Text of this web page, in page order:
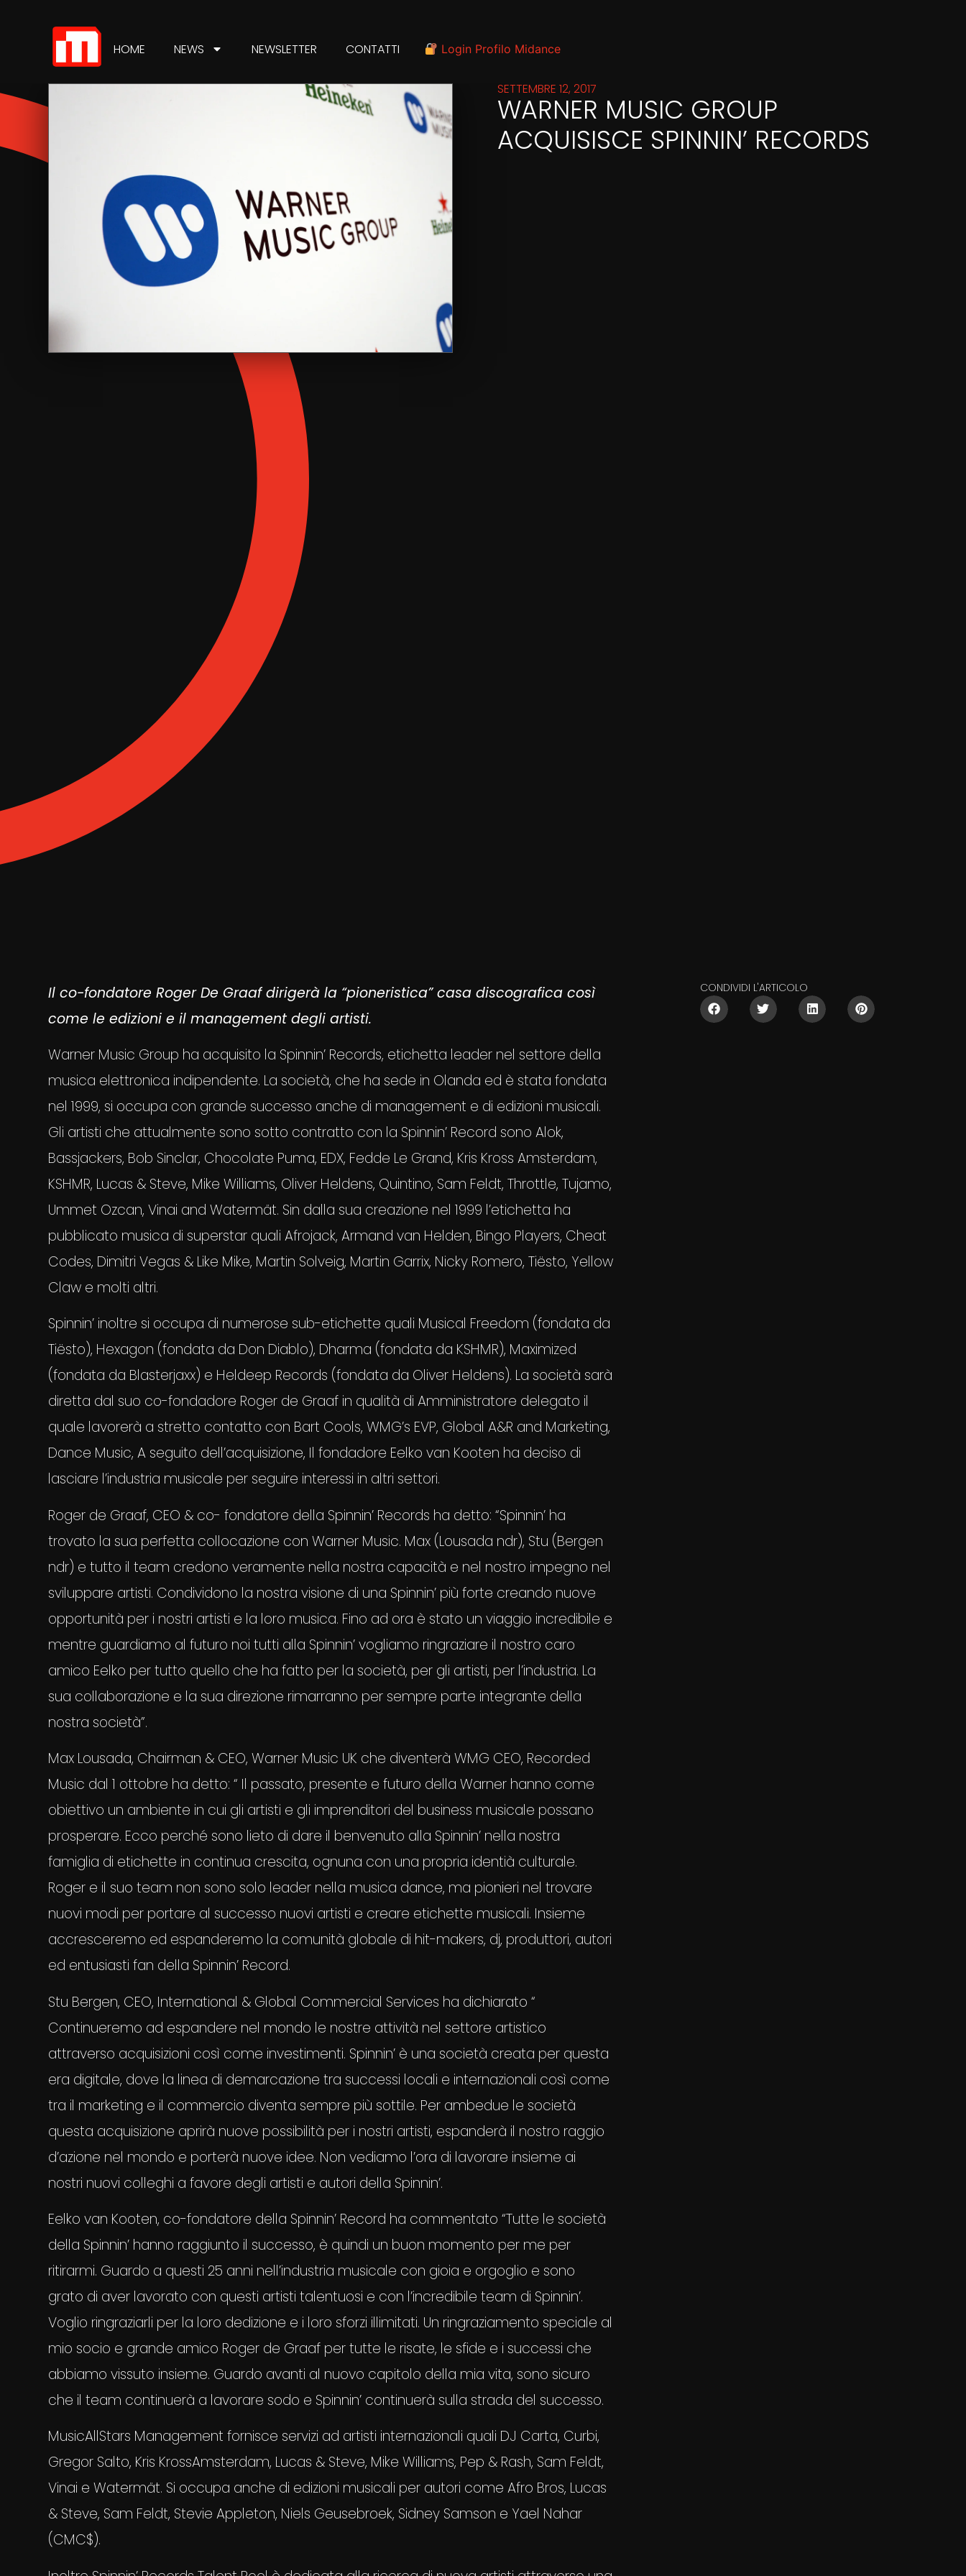
HOME NEWS NEWSLETTER CONTATTI Login Profilo Midance
SETTEMBRE 12, 2017
WARNER MUSIC GROUP
ACQUISISCE SPINNIN’ RECORDS
Il co-fondatore Roger De Graaf dirigerà la “pioneristica” casa discografica così
come le edizioni e il management degli artisti.
Warner Music Group ha acquisito la Spinnin’ Records, etichetta leader nel settore della
musica elettronica indipendente. La società, che ha sede in Olanda ed è stata fondata
nel 1999, si occupa con grande successo anche di management e di edizioni musicali.
Gli artisti che attualmente sono sotto contratto con la Spinnin’ Record sono Alok,
Bassjackers, Bob Sinclar, Chocolate Puma, EDX, Fedde Le Grand, Kris Kross Amsterdam,
KSHMR, Lucas & Steve, Mike Williams, Oliver Heldens, Quintino, Sam Feldt, Throttle, Tujamo,
Ummet Ozcan, Vinai and Watermät. Sin dalla sua creazione nel 1999 l’etichetta ha
pubblicato musica di superstar quali Afrojack, Armand van Helden, Bingo Players, Cheat
Codes, Dimitri Vegas & Like Mike, Martin Solveig, Martin Garrix, Nicky Romero, Tiësto, Yellow
Claw e molti altri.
Spinnin’ inoltre si occupa di numerose sub-etichette quali Musical Freedom (fondata da
Tiësto), Hexagon (fondata da Don Diablo), Dharma (fondata da KSHMR), Maximized
(fondata da Blasterjaxx) e Heldeep Records (fondata da Oliver Heldens). La società sarà
diretta dal suo co-fondadore Roger de Graaf in qualità di Amministratore delegato il
quale lavorerà a stretto contatto con Bart Cools, WMG’s EVP, Global A&R and Marketing,
Dance Music, A seguito dell’acquisizione, Il fondadore Eelko van Kooten ha deciso di
lasciare l’industria musicale per seguire interessi in altri settori.
Roger de Graaf, CEO & co- fondatore della Spinnin’ Records ha detto: “Spinnin’ ha
trovato la sua perfetta collocazione con Warner Music. Max (Lousada ndr), Stu (Bergen
ndr) e tutto il team credono veramente nella nostra capacità e nel nostro impegno nel
sviluppare artisti. Condividono la nostra visione di una Spinnin’ più forte creando nuove
opportunità per i nostri artisti e la loro musica. Fino ad ora è stato un viaggio incredibile e
mentre guardiamo al futuro noi tutti alla Spinnin’ vogliamo ringraziare il nostro caro
amico Eelko per tutto quello che ha fatto per la società, per gli artisti, per l’industria. La
sua collaborazione e la sua direzione rimarranno per sempre parte integrante della
nostra società”.
Max Lousada, Chairman & CEO, Warner Music UK che diventerà WMG CEO, Recorded
Music dal 1 ottobre ha detto: “ Il passato, presente e futuro della Warner hanno come
obiettivo un ambiente in cui gli artisti e gli imprenditori del business musicale possano
prosperare. Ecco perché sono lieto di dare il benvenuto alla Spinnin’ nella nostra
famiglia di etichette in continua crescita, ognuna con una propria identià culturale.
Roger e il suo team non sono solo leader nella musica dance, ma pionieri nel trovare
nuovi modi per portare al successo nuovi artisti e creare etichette musicali. Insieme
accresceremo ed espanderemo la comunità globale di hit-makers, dj, produttori, autori
ed entusiasti fan della Spinnin’ Record.
Stu Bergen, CEO, International & Global Commercial Services ha dichiarato “
Continueremo ad espandere nel mondo le nostre attività nel settore artistico
attraverso acquisizioni così come investimenti. Spinnin’ è una società creata per questa
era digitale, dove la linea di demarcazione tra successi locali e internazionali così come
tra il marketing e il commercio diventa sempre più sottile. Per ambedue le società
questa acquisizione aprirà nuove possibilità per i nostri artisti, espanderà il nostro raggio
d’azione nel mondo e porterà nuove idee. Non vediamo l’ora di lavorare insieme ai
nostri nuovi colleghi a favore degli artisti e autori della Spinnin’.
Eelko van Kooten, co-fondatore della Spinnin’ Record ha commentato “Tutte le società
della Spinnin’ hanno raggiunto il successo, è quindi un buon momento per me per
ritirarmi. Guardo a questi 25 anni nell’industria musicale con gioia e orgoglio e sono
grato di aver lavorato con questi artisti talentuosi e con l’incredibile team di Spinnin’.
Voglio ringraziarli per la loro dedizione e i loro sforzi illimitati. Un ringraziamento speciale al
mio socio e grande amico Roger de Graaf per tutte le risate, le sfide e i successi che
abbiamo vissuto insieme. Guardo avanti al nuovo capitolo della mia vita, sono sicuro
che il team continuerà a lavorare sodo e Spinnin’ continuerà sulla strada del successo.
MusicAllStars Management fornisce servizi ad artisti internazionali quali DJ Carta, Curbi,
Gregor Salto, Kris KrossAmsterdam, Lucas & Steve, Mike Williams, Pep & Rash, Sam Feldt,
Vinai e Watermät. Si occupa anche di edizioni musicali per autori come Afro Bros, Lucas
& Steve, Sam Feldt, Stevie Appleton, Niels Geusebroek, Sidney Samson e Yael Nahar
(CMC$).
CONDIVIDI L'ARTICOLO